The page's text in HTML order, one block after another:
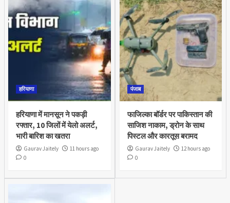
हरियाणा
हरियाणा में मानसून ने पकड़ी
रफ्तार, 10 जिलों में येलो अलर्ट,
भारी बारिश का खतरा
Gaurav Jaitely
11 hours ago
0
पंजाब
फाजिल्का बॉर्डर पर पाकिस्तान की
साजिश नाकाम, ड्रोन के साथ
पिस्टल और कारतूस बरामद
Gaurav Jaitely
12 hours ago
0